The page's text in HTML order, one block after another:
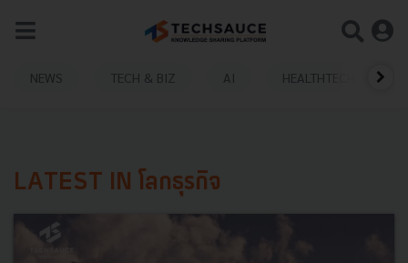
NEWS TECH & BIZ AI HEALTHTECH
LATEST IN โลกธุรกิจ